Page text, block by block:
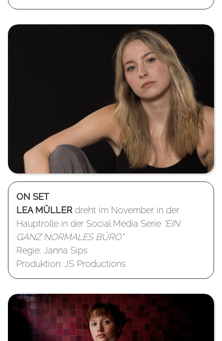
ON SET
LEA MÜLLER dreht im November in der
Hauptrolle in der Social Media Serie "EIN
GANZ NORMALES BÜRO"
Regie: Janna Sips
Produktion: JS Productions